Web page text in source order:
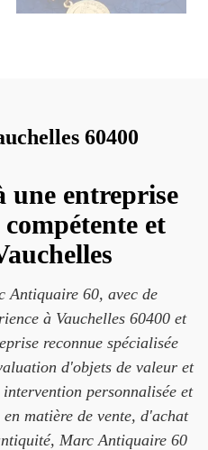
60400
une entreprise
et
Antiquaire 60, avec de
à Vauchelles 60400 et
reconnue spécialisée
d'objets de valeur et
personnalisée et
matière de vente, d'achat
Marc Antiquaire 60